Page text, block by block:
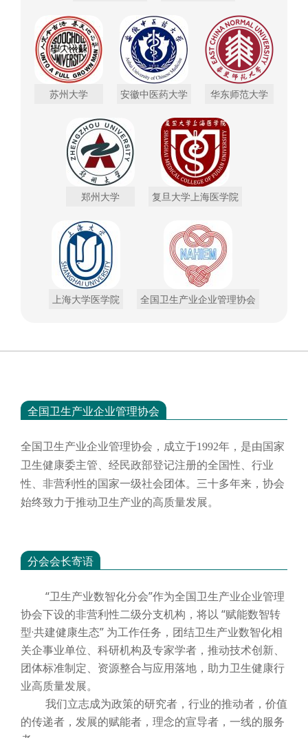
苏州大学 安徽中医药大学 华东师范大学
郑州大学 复旦大学上海医学院
上海大学医学院 全国卫生产业企业管理协会
全国卫生产业企业管理协会
全国卫生产业企业管理协会，成立于1992年，是由国家
卫生健康委主管、经民政部登记注册的全国性、行业
性、非营利性的国家一级社会团体。三十多年来，协会
始终致力于推动卫生产业的高质量发展。
分会会长寄语
“卫生产业数智化分会”作为全国卫生产业企业管理
协会下设的非营利性二级分支机构，将以 “赋能数智转
型·共建健康生态” 为工作任务，团结卫生产业数智化相
关企事业单位、科研机构及专家学者，推动技术创新、
团体标准制定、资源整合与应用落地，助力卫生健康行
业高质量发展。
我们立志成为政策的研究者，行业的推动者，价值
的传递者，发展的赋能者，理念的宣导者，一线的服务